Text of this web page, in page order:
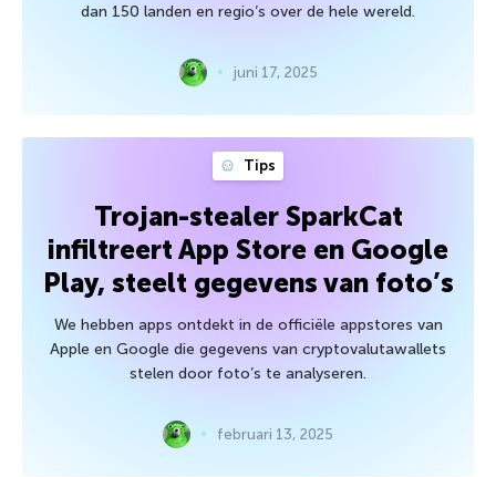
dan 150 landen en regio’s over de hele wereld.
juni 17, 2025
Tips
Trojan-stealer SparkCat
infiltreert App Store en Google
Play, steelt gegevens van foto’s
We hebben apps ontdekt in de officiële appstores van
Apple en Google die gegevens van cryptovalutawallets
stelen door foto’s te analyseren.
februari 13, 2025